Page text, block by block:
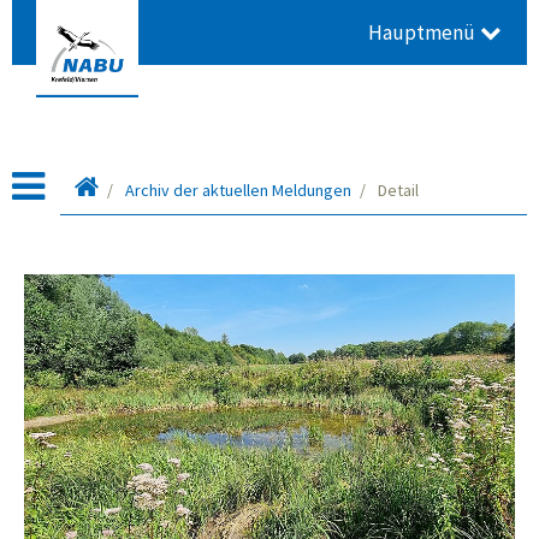
Hauptmenü
Startseite
Archiv der aktuellen Meldungen Detail